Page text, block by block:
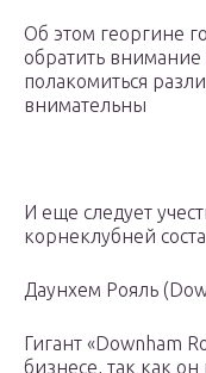
Об этом георгине
обратить внимание
полакомиться
внимательны
И еще следует
корнеклубней
Даунхем Рояль
Гигант «Downham
бизнесе, так как